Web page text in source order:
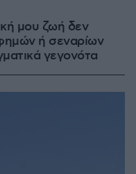
μου ζωή δεν
φημών ή σεναρίων
γεγονότα